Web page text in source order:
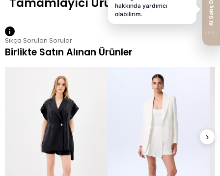
Sıkça Sorulan Sorular
Birlikte Satın Alınan Ürünler
›